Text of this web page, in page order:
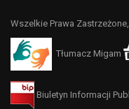
Wszelkie Prawa Zastrzeżone,
Tłumacz Migam
Biuletyn Informacji